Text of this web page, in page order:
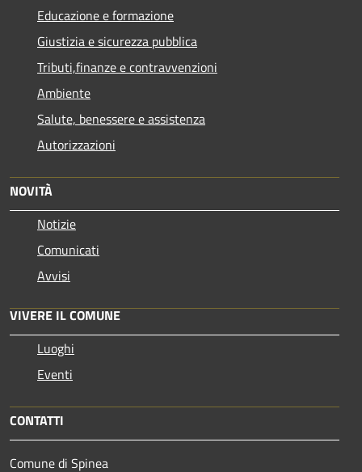
Educazione e formazione
Giustizia e sicurezza pubblica
Tributi,finanze e contravvenzioni
Ambiente
Salute, benessere e assistenza
Autorizzazioni
NOVITÀ
Notizie
Comunicati
Avvisi
VIVERE IL COMUNE
Luoghi
Eventi
CONTATTI
Comune di Spinea